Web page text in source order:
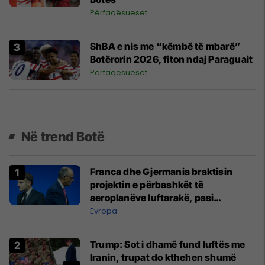
Përfaqësueset
ShBA e nis me “këmbë të mbarë”
Botërorin 2026, fiton ndaj Paraguait
Përfaqësueset
Në trend Botë
Franca dhe Gjermania braktisin
projektin e përbashkët të
aeroplanëve luftarakë, pasi
kompanitë nuk arrijnë marrëveshje
Evropa
Trump: Sot i dhamë fund luftës me
Iranin, trupat do kthehen shumë